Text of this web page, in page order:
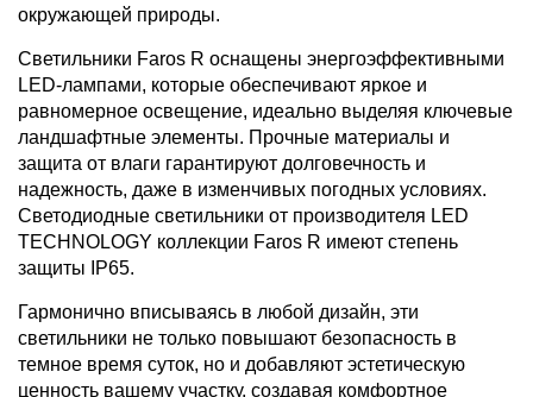
окружающей природы.
Светильники Faros R оснащены энергоэффективными
LED-лампами, которые обеспечивают яркое и
равномерное освещение, идеально выделяя ключевые
ландшафтные элементы. Прочные материалы и
защита от влаги гарантируют долговечность и
надежность, даже в изменчивых погодных условиях.
Светодиодные светильники от производителя LED
TECHNOLOGY коллекции Faros R имеют степень
защиты IP65.
Гармонично вписываясь в любой дизайн, эти
светильники не только повышают безопасность в
темное время суток, но и добавляют эстетическую
ценность вашему участку, создавая комфортное